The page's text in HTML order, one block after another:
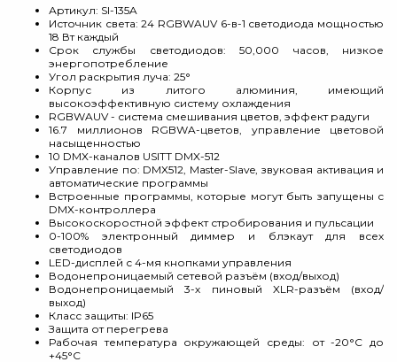
Артикул: SI-135A
Источник света: 24 RGBWAUV 6-в-1 светодиода мощностью
18 Вт каждый
Срок службы светодиодов: 50,000 часов, низкое
энергопотребление
Угол раскрытия луча: 25°
Корпус из литого алюминия, имеющий
высокоэффективную систему охлаждения
RGBWAUV - система смешивания цветов, эффект радуги
16.7 миллионов RGBWA-цветов, управление цветовой
насыщенностью
10 DMX-каналов USITT DMX-512
Управление по: DMX512, Master-Slave, звуковая активация и
автоматические программы
Встроенные программы, которые могут быть запущены с
DMX-контроллера
Высокоскоростной эффект стробирования и пульсации
0-100% электронный диммер и блэкаут для всех
светодиодов
LED-дисплей с 4-мя кнопками управления
Водонепроницаемый сетевой разъём (вход/выход)
Водонепроницаемый 3-х пиновый XLR-разъём (вход/
выход)
Класс защиты: IP65
Защита от перегрева
Рабочая температура окружающей среды: от -20°C до
+45°C